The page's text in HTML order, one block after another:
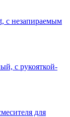
с незапираемым
с рукояткой-
для